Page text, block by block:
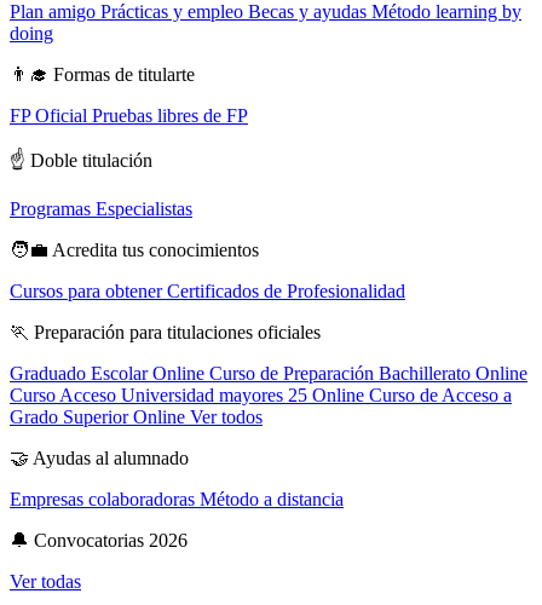
Plan amigo Prácticas y empleo Becas y ayudas Método learning by
doing
👨‍🎓 Formas de titularte
FP Oficial Pruebas libres de FP
☝️ Doble titulación
Programas Especialistas
🧑‍💼 Acredita tus conocimientos
Cursos para obtener Certificados de Profesionalidad
🏃 Preparación para titulaciones oficiales
Graduado Escolar Online Curso de Preparación Bachillerato Online
Curso Acceso Universidad mayores 25 Online Curso de Acceso a
Grado Superior Online Ver todos
🤝 Ayudas al alumnado
Empresas colaboradoras Método a distancia
🔔 Convocatorias 2026
Ver todas